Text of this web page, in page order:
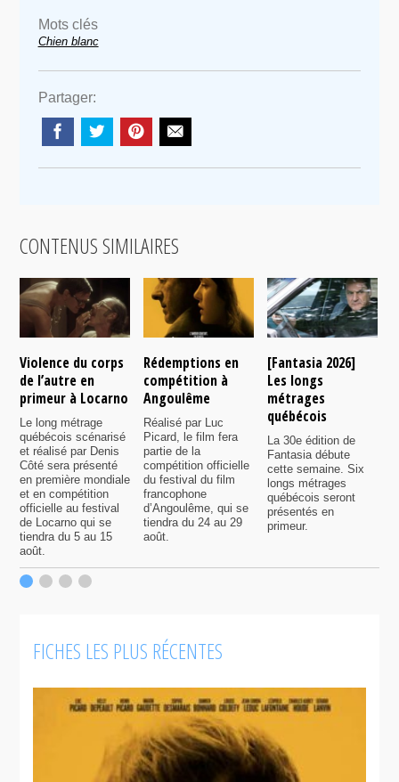
Mots clés
Chien blanc
Partager:
CONTENUS SIMILAIRES
Violence du corps
de l’autre en
primeur à Locarno
Le long métrage
québécois scénarisé
et réalisé par Denis
Côté sera présenté
en première mondiale
et en compétition
officielle au festival
de Locarno qui se
tiendra du 5 au 15
août.
Rédemptions en
compétition à
Angoulême
Réalisé par Luc
Picard, le film fera
partie de la
compétition officielle
du festival du film
francophone
d’Angoulême, qui se
tiendra du 24 au 29
août.
[Fantasia 2026]
Les longs
métrages
québécois
La 30e édition de
Fantasia débute
cette semaine. Six
longs métrages
québécois seront
présentés en
primeur.
FICHES LES PLUS RÉCENTES